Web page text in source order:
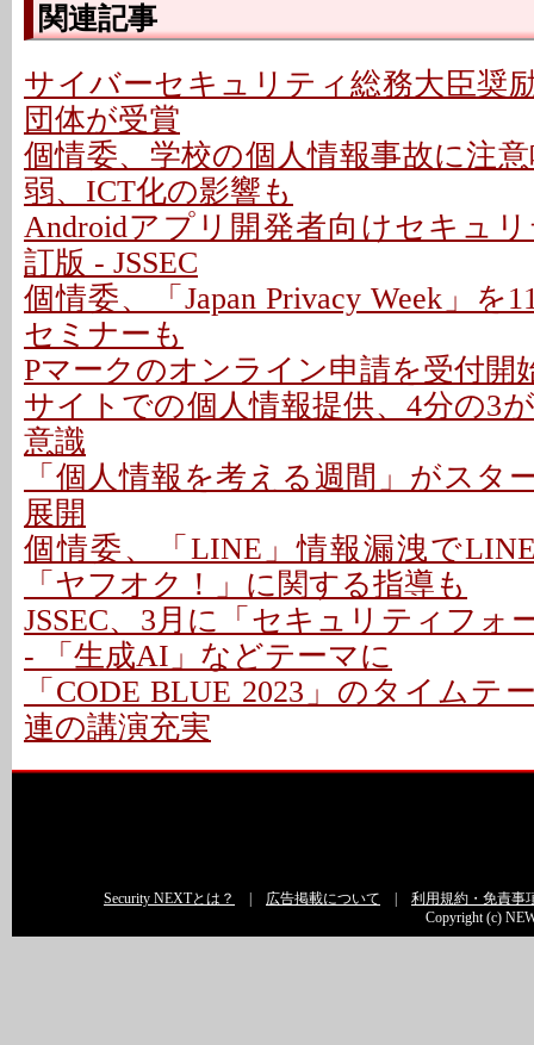
関連記事
サイバーセキュリティ総務大臣奨
団体が受賞
個情委、学校の個人情報事故に注
弱、ICT化の影響も
Androidアプリ開発者向けセキュ
訂版 - JSSEC
個情委、「Japan Privacy Week」を
セミナーも
Pマークのオンライン申請を受付開
サイトでの個人情報提供、4分の3
意識
「個人情報を考える週間」がスタ
展開
個情委、「LINE」情報漏洩で
「ヤフオク！」に関する指導も
JSSEC、3月に「セキュリティフォ
- 「生成AI」などテーマに
「CODE BLUE 2023」のタイムテ
連の講演充実
Security NEXTとは？ 広告掲載について
利用規約・免責事
Copyright (c)